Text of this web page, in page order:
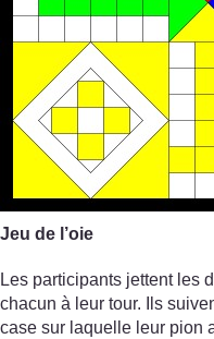
Jeu de l’oie
Les participants jettent les
chacun à leur tour. Ils
case sur laquelle leur pion